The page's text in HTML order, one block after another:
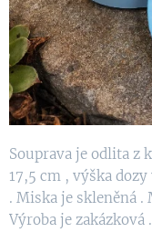
Souprava je odlita z
17,5 cm , výška
. Miska je skleněná .
Výroba je zakázková